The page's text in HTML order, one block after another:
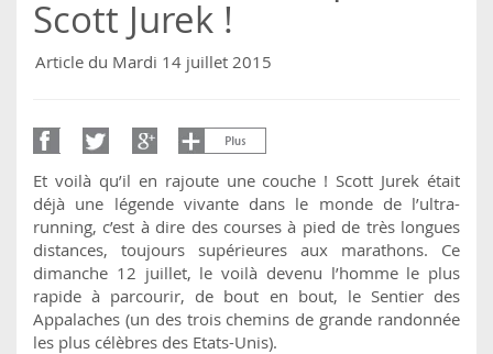
Scott Jurek !
Article du Mardi 14 juillet 2015
Et voilà qu’il en rajoute une couche ! Scott Jurek était
déjà une légende vivante dans le monde de l’ultra-
running, c’est à dire des courses à pied de très longues
distances, toujours supérieures aux marathons. Ce
dimanche 12 juillet, le voilà devenu l’homme le plus
rapide à parcourir, de bout en bout, le Sentier des
Appalaches (un des trois chemins de grande randonnée
les plus célèbres des Etats-Unis).